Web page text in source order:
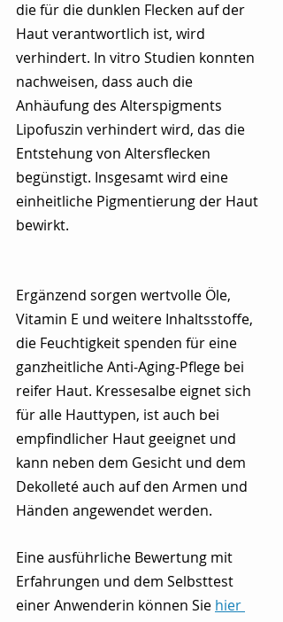
die für die dunklen Flecken auf der
Haut verantwortlich ist, wird
verhindert. In vitro Studien konnten
nachweisen, dass auch die
Anhäufung des Alterspigments
Lipofuszin verhindert wird, das die
Entstehung von Altersflecken
begünstigt. Insgesamt wird eine
einheitliche Pigmentierung der Haut
bewirkt.
Ergänzend sorgen wertvolle Öle,
Vitamin E und weitere Inhaltsstoffe,
die Feuchtigkeit spenden für eine
ganzheitliche Anti-Aging-Pflege bei
reifer Haut. Kressesalbe eignet sich
für alle Hauttypen, ist auch bei
empfindlicher Haut geeignet und
kann neben dem Gesicht und dem
Dekolleté auch auf den Armen und
Händen angewendet werden.
Eine ausführliche Bewertung mit
Erfahrungen und dem Selbsttest
einer Anwenderin können Sie hier